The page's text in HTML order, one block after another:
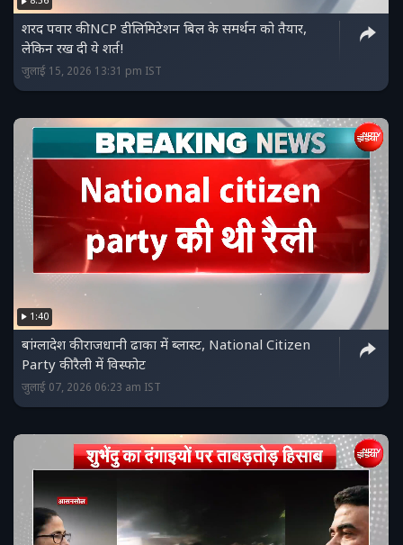
शरद पवार की NCP डीलिमिटेशन बिल के समर्थन को तैयार,
लेकिन रख दी ये शर्त!
जुलाई 15, 2026 13:31 pm IST
1:40
बांग्लादेश की राजधानी ढाका में ब्लास्ट, National Citizen
Party की रैली में विस्फोट
जुलाई 07, 2026 06:23 am IST